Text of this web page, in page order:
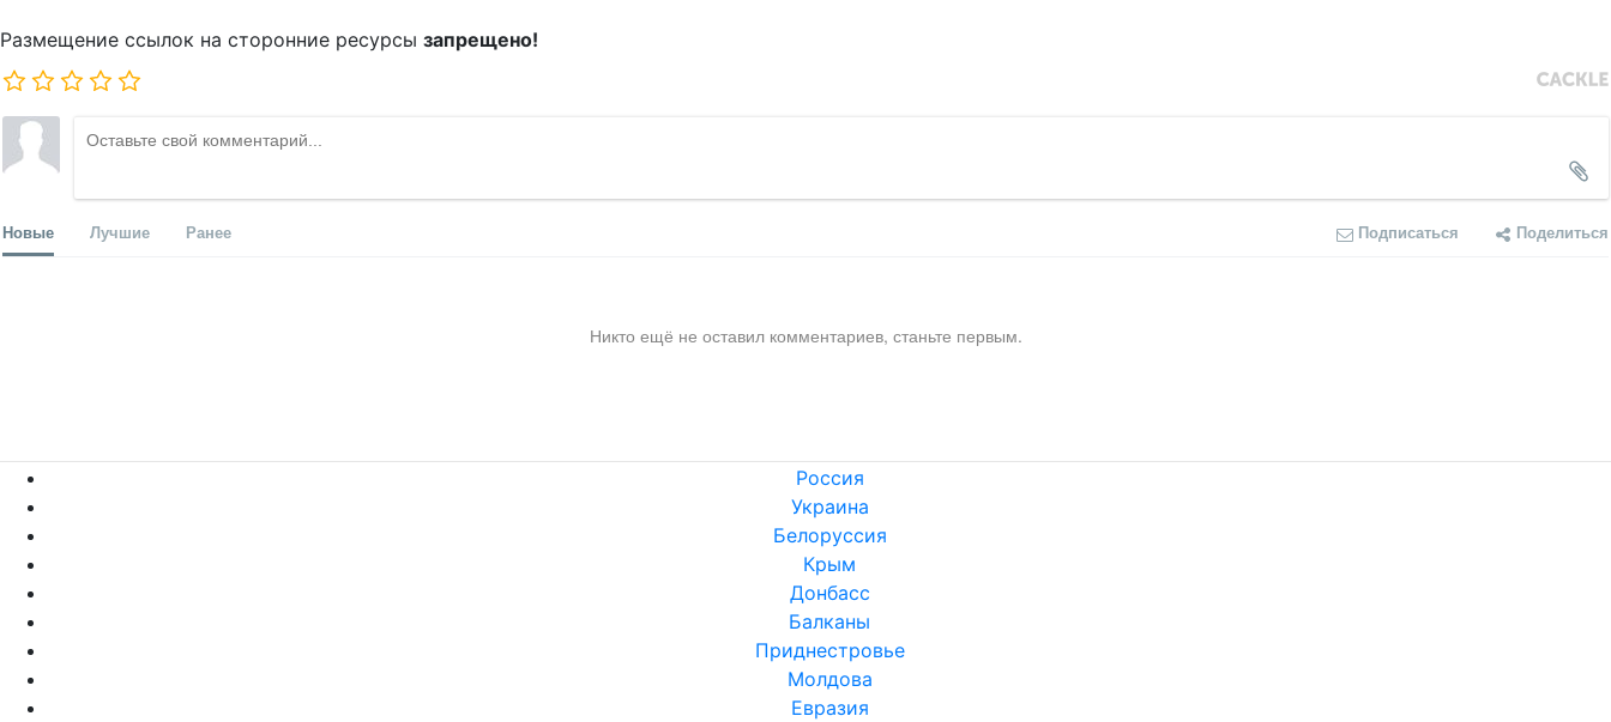
Размещение ссылок на сторонние ресурсы запрещено!
Новые Лучшие Ранее Подписаться Поделиться
Никто ещё не оставил комментариев, станьте первым.
Россия
Украина
Белоруссия
Крым
Донбасс
Балканы
Приднестровье
Молдова
Евразия